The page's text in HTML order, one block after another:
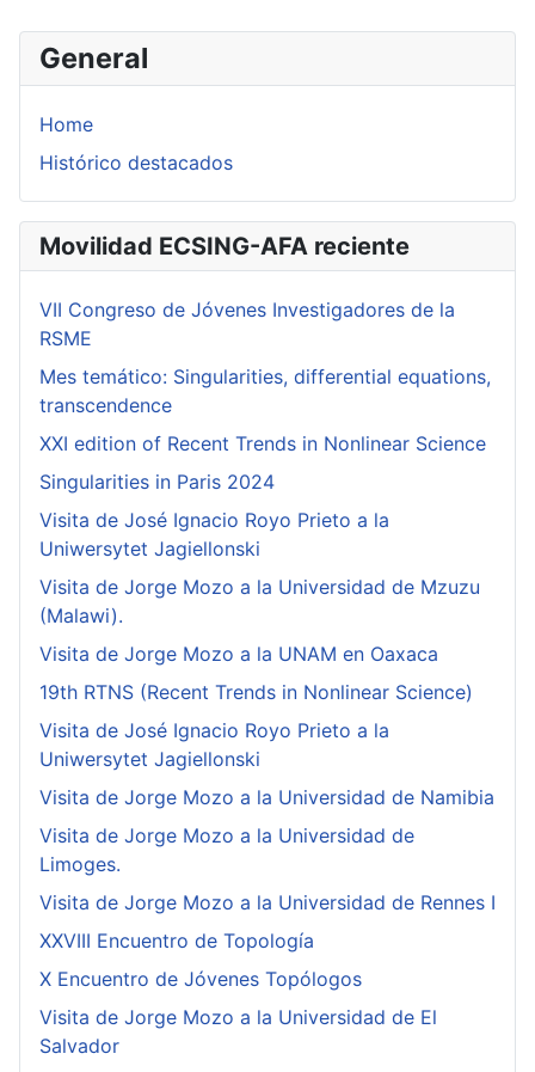
General
Home
Histórico destacados
Movilidad ECSING-AFA reciente
VII Congreso de Jóvenes Investigadores de la
RSME
Mes temático: Singularities, differential equations,
transcendence
XXI edition of Recent Trends in Nonlinear Science
Singularities in Paris 2024
Visita de José Ignacio Royo Prieto a la
Uniwersytet Jagiellonski
Visita de Jorge Mozo a la Universidad de Mzuzu
(Malawi).
Visita de Jorge Mozo a la UNAM en Oaxaca
19th RTNS (Recent Trends in Nonlinear Science)
Visita de José Ignacio Royo Prieto a la
Uniwersytet Jagiellonski
Visita de Jorge Mozo a la Universidad de Namibia
Visita de Jorge Mozo a la Universidad de
Limoges.
Visita de Jorge Mozo a la Universidad de Rennes I
XXVIII Encuentro de Topología
X Encuentro de Jóvenes Topólogos
Visita de Jorge Mozo a la Universidad de El
Salvador